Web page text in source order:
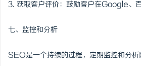
3. 获取客户评价：鼓励客户在Google、
七、监控和分析
SEO是一个持续的过程，定期监控和分析